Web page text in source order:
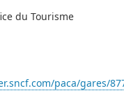
du Tourisme
paca/gares/